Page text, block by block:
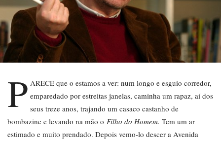
P ARECE que o estamos a ver: num longo e esguio corredor,
emparedado por estreitas janelas, caminha um rapaz, aí dos
seus treze anos, trajando um casaco castanho de
bombazine e levando na mão o Filho do Homem. Tem um ar
estimado e muito prendado. Depois vemo-lo descer a Avenida